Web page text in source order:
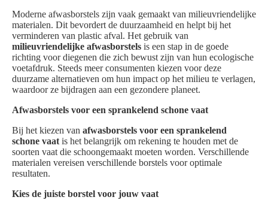
Moderne afwasborstels zijn vaak gemaakt van milieuvriendelijke
materialen. Dit bevordert de duurzaamheid en helpt bij het
verminderen van plastic afval. Het gebruik van
milieuvriendelijke afwasborstels is een stap in de goede
richting voor diegenen die zich bewust zijn van hun ecologische
voetafdruk. Steeds meer consumenten kiezen voor deze
duurzame alternatieven om hun impact op het milieu te verlagen,
waardoor ze bijdragen aan een gezondere planeet.
Afwasborstels voor een sprankelend schone vaat
Bij het kiezen van afwasborstels voor een sprankelend
schone vaat is het belangrijk om rekening te houden met de
soorten vaat die schoongemaakt moeten worden. Verschillende
materialen vereisen verschillende borstels voor optimale
resultaten.
Kies de juiste borstel voor jouw vaat